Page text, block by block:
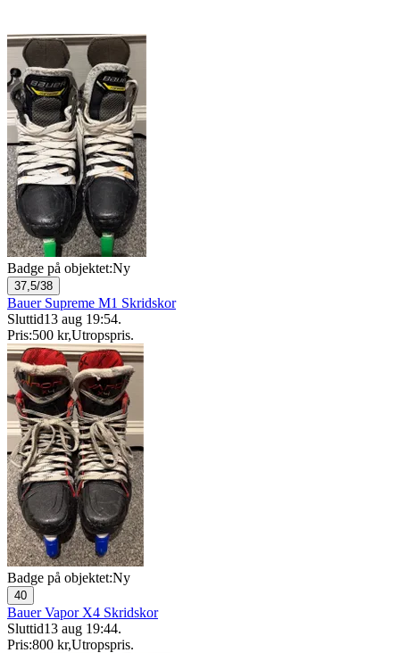
Badge på objektet:Ny
37,5/38
Bauer Supreme M1 Skridskor
Sluttid13 aug 19:54.
Pris:500 kr,Utropspris.
Badge på objektet:Ny
40
Bauer Vapor X4 Skridskor
Sluttid13 aug 19:44.
Pris:800 kr,Utropspris.